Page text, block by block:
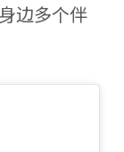
边多个伴